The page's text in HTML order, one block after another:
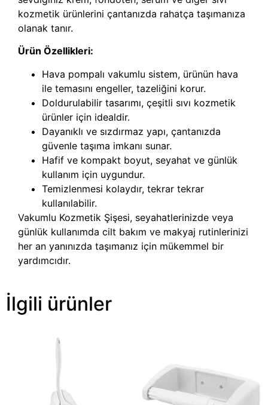
kozmetik ürünlerini çantanızda rahatça taşımanıza
olanak tanır.
Ürün Özellikleri:
Hava pompalı vakumlu sistem, ürünün hava
ile temasını engeller, tazeliğini korur.
Doldurulabilir tasarımı, çeşitli sıvı kozmetik
ürünler için idealdir.
Dayanıklı ve sızdırmaz yapı, çantanızda
güvenle taşıma imkanı sunar.
Hafif ve kompakt boyut, seyahat ve günlük
kullanım için uygundur.
Temizlenmesi kolaydır, tekrar tekrar
kullanılabilir.
Vakumlu Kozmetik Şişesi, seyahatlerinizde veya
günlük kullanımda cilt bakım ve makyaj rutinlerinizi
her an yanınızda taşımanız için mükemmel bir
yardımcıdır.
İlgili ürünler